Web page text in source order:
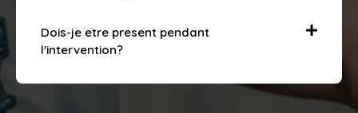
Dois-je etre present pendant
l'intervention?